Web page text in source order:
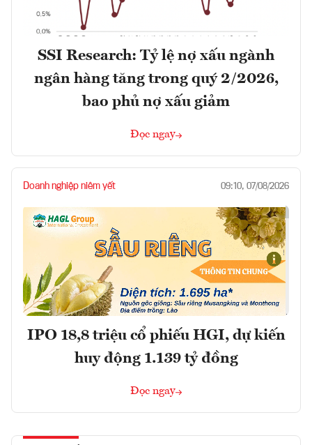
SSI Research: Tỷ lệ nợ xấu ngành
ngân hàng tăng trong quý 2/2026,
bao phủ nợ xấu giảm
Đọc ngay
Doanh nghiệp niêm yết 09:10, 07/08/2026
IPO 18,8 triệu cổ phiếu HGI, dự kiến
huy động 1.139 tỷ đồng
Đọc ngay